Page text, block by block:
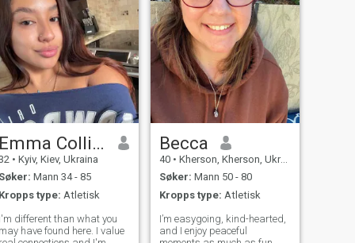
Emma Collins
• Kyiv, Kiev, Ukraina
Søker: Mann 34 - 85
Kropps type: Atletisk
I'm different than what you
may have found here. I value
Becca
40 • Kherson, Kherson, Ukraina
Søker: Mann 50 - 80
Kropps type: Atletisk
I’m easygoing, kind-hearted,
and I enjoy peaceful